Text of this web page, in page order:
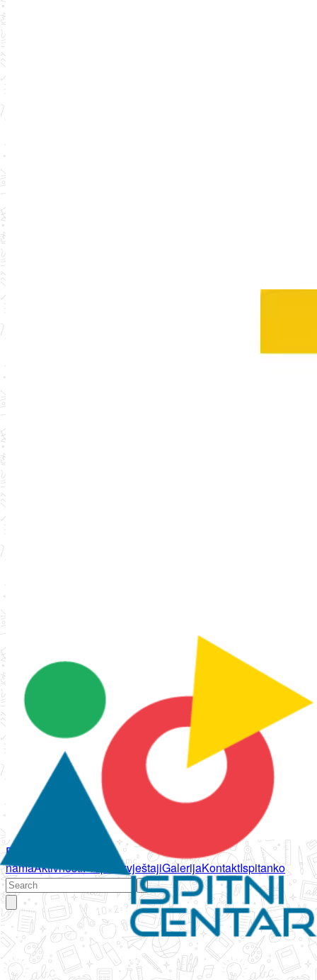
Početna
namaAktivnostiPropisi IzvještajiGalerijaKontaktIspitanko